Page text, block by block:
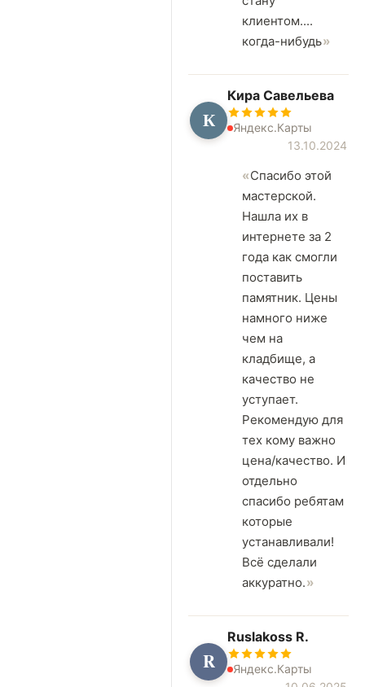
клиентом....
когда-нибудь
К
Кира Савельева
Яндекс.Карты
13.10.2024
Спасибо этой
мастерской.
Нашла их в
интернете за 2
года как смогли
поставить
памятник. Цены
намного ниже
чем на
кладбище, а
качество не
уступает.
Рекомендую для
тех кому важно
цена/качество. И
отдельно
спасибо ребятам
которые
устанавливали!
Всё сделали
аккуратно.
R
Ruslakoss R.
Яндекс.Карты